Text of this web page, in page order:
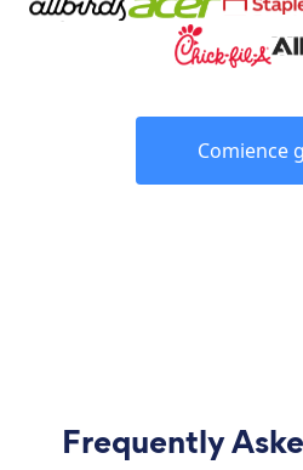
Comience
Frequently